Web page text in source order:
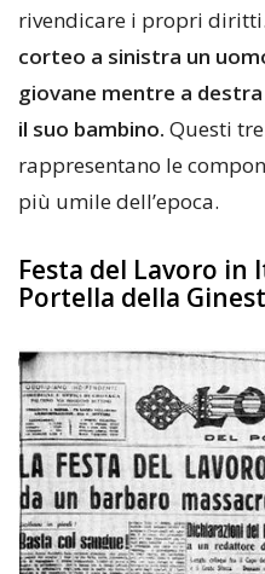
rivendicare i propri
corteo a sinistra un
giovane mentre a
il suo bambino. Questi
rappresentano le
più umile dell’epoca.
Festa del Lavoro in
Portella della